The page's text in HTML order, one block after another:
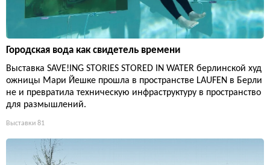
Городская вода как свидетель времени
Выставка SAVE!ING STORIES STORED IN WATER берлинской худ
ожницы Мари Йешке прошла в пространстве LAUFEN в Берли
не и превратила техническую инфраструктуру в пространство
для размышлений.
Выставки 81